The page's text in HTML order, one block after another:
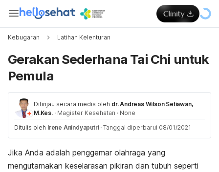
Kebugaran Latihan Kelenturan
Gerakan Sederhana Tai Chi untuk
Pemula
Ditinjau secara medis oleh dr. Andreas Wilson Setiawan,
M.Kes. · Magister Kesehatan · None
Ditulis oleh Irene Anindyaputri · Tanggal diperbarui 08/01/2021
Jika Anda adalah penggemar olahraga yang
mengutamakan keselarasan pikiran dan tubuh seperti